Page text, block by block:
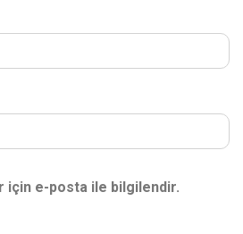
için e-posta ile bilgilendir.